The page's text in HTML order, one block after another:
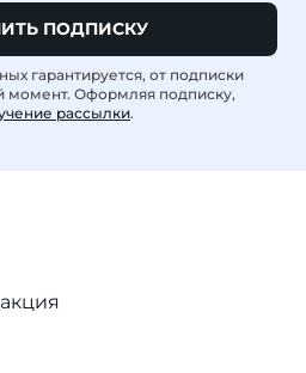
ПОДПИСКУ
гарантируется, от подписки
момент. Оформляя подписку,
рассылки.